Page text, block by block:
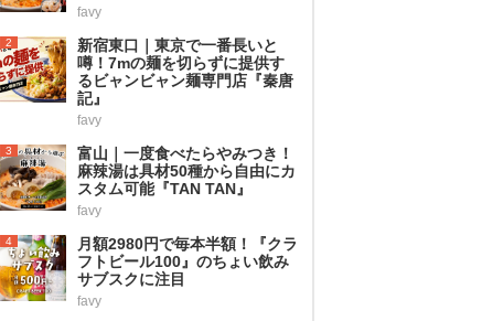
favy
2
新宿東口｜東京で一番長いと
噂！7mの麺を切らずに提供す
るビャンビャン麺専門店『秦唐
記』
favy
3
富山｜一度食べたらやみつき！
麻辣湯は具材50種から自由にカ
スタム可能『TAN TAN』
favy
4
月額2980円で毎本半額！『クラ
フトビール100』のちょい飲み
サブスクに注目
favy